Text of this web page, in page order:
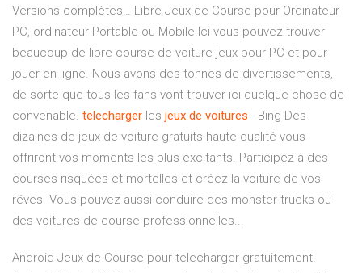
Versions complètes… Libre Jeux de Course pour Ordinateur
PC, ordinateur Portable ou Mobile.Ici vous pouvez trouver
beaucoup de libre course de voiture jeux pour PC et pour
jouer en ligne. Nous avons des tonnes de divertissements,
de sorte que tous les fans vont trouver ici quelque chose de
convenable. telecharger les jeux de voitures - Bing Des
dizaines de jeux de voiture gratuits haute qualité vous
offriront vos moments les plus excitants. Participez à des
courses risquées et mortelles et créez la voiture de vos
rêves. Vous pouvez aussi conduire des monster trucks ou
des voitures de course professionnelles...
Android Jeux de Course pour telecharger gratuitement.